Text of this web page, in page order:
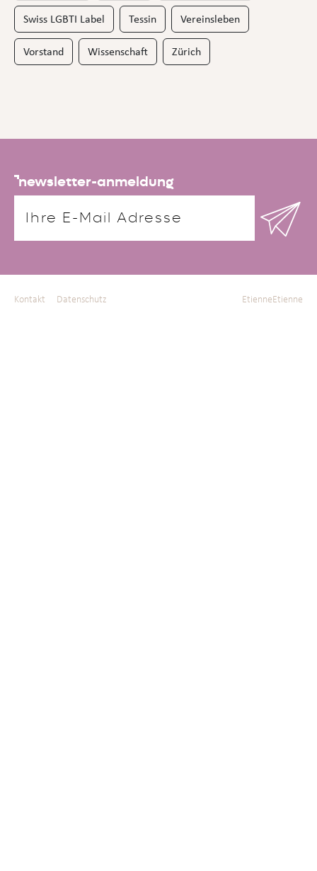
Swiss LGBTI Label Tessin Vereinsleben
Vorstand Wissenschaft Zürich
newsletter-anmeldung
Kontakt Datenschutz EtienneEtienne